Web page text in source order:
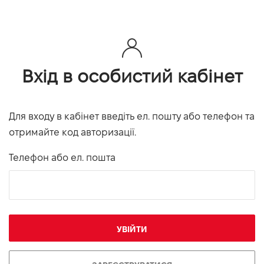
Вхід в особистий кабінет
Для входу в кабінет введіть ел. пошту або телефон та
отримайте код авторизації.
Телефон або ел. пошта
УВІЙТИ